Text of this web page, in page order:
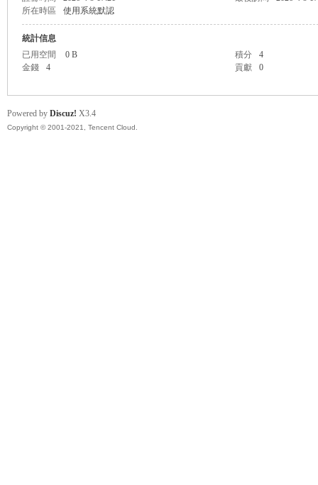
所在時區
使用系統默認
統計信息
已用空間
0 B 積分
4
金錢
4 貢獻 0
Powered by Discuz! X3.4
Copyright © 2001-2021, Tencent Cloud.